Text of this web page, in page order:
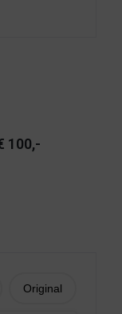
100,-
Original